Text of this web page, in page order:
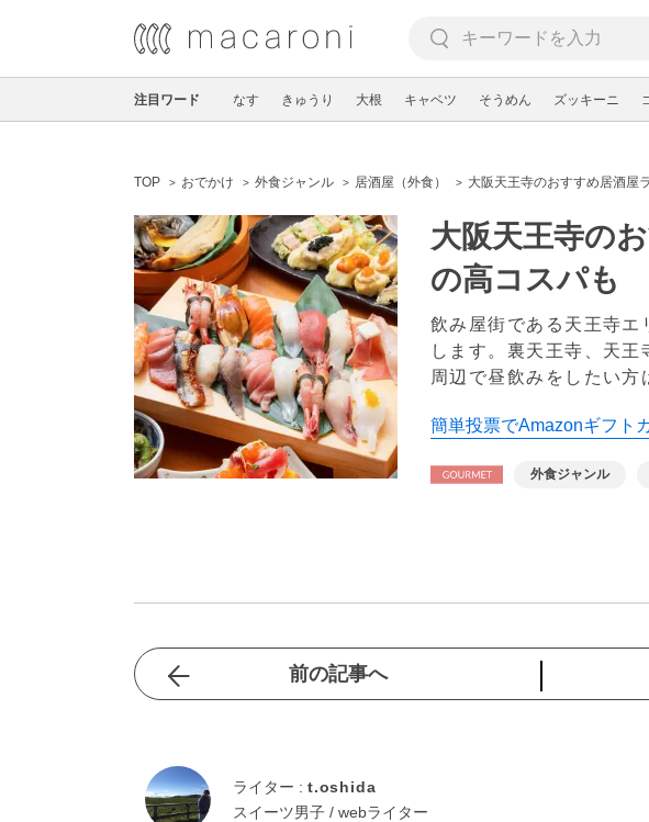
注目ワード なす きゅうり 大根 キャベツ そうめん ズッキーニ
TOP おでかけ 外食ジャンル 居酒屋（外食） 大阪天王寺のおすすめ居酒屋
大阪天王寺の
の高コスパも
飲み屋街である天王寺エ
します。裏天王寺、天
周辺で昼飲みをしたい方
簡単投票でAmazonギフト
外食ジャンル
前の記事へ
ライター : t.oshida
スイーツ男子 / webライター